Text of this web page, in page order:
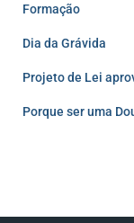
Formação
Dia da Grávida
Projeto de Lei
Porque ser uma